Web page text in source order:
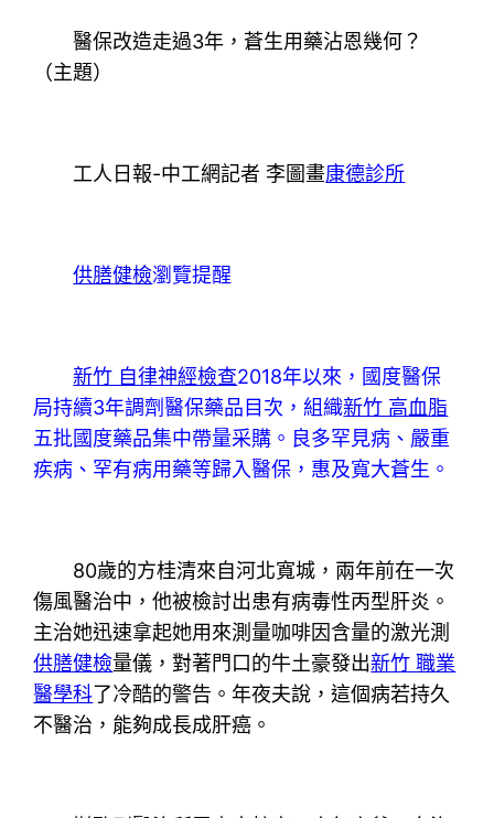
醫保改造走過3年，蒼生用藥沾恩幾何？
（主題）
工人日報-中工網記者 李圖畫康德診所
供膳健檢瀏覽提醒
新竹 自律神經檢查2018年以來，國度醫保
局持續3年調劑醫保藥品目次，組織新竹 高血脂
五批國度藥品集中帶量采購。良多罕見病、嚴重
疾病、罕有病用藥等歸入醫保，惠及寬大蒼生。
80歲的方桂清來自河北寬城，兩年前在一次
傷風醫治中，他被檢討出患有病毒性丙型肝炎。
主治她迅速拿起她用來測量咖啡因含量的激光測
供膳健檢量儀，對著門口的牛土豪發出新竹 職業
醫學科了冷酷的警告。年夜夫說，這個病若持久
不醫治，能夠成長成肝癌。